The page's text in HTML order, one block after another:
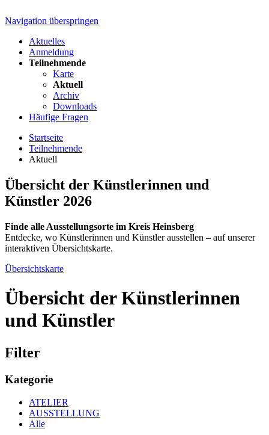
Navigation überspringen
Aktuelles
Anmeldung
Teilnehmende
Karte
Aktuell
Archiv
Downloads
Häufige Fragen
Startseite
Teilnehmende
Aktuell
Übersicht der Künstlerinnen und
Künstler 2026
Finde alle Ausstellungsorte im Kreis Heinsberg
Entdecke, wo Künstlerinnen und Künstler ausstellen – auf unserer
interaktiven Übersichtskarte.
Übersichtskarte
Übersicht der Künstlerinnen
und Künstler
Filter
Kategorie
ATELIER
AUSSTELLUNG
Alle